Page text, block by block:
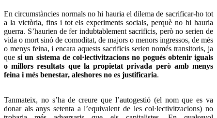
En circumstàncies normals no hi hauria el dilema de sacrificar-ho tot
a la victòria, fins i tot els experiments socials, perquè no hi hauria
guerra. S’haurien de fer indubtablement sacrificis, però no serien de
vida o mort sinó de comoditat, de majors o menors ingressos, de més
o menys feina, i encara aquests sacrificis serien només transitoris, ja
quesi un sistema de col·lectivitzacions no pogués obtenir iguals
o millors resultats que la propietat privada però amb menys
feina i més benestar, aleshores no es justificaria.
Tanmateix, no s’ha de creure que l’autogestió (el nom que es va
donar als anys setenta a l’equivalent de les col·lectivitzacions) no